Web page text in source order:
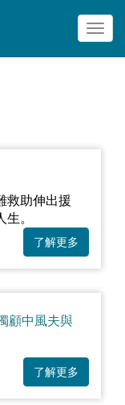
救助伸出援
。
了解更多
顧中風夫與
了解更多